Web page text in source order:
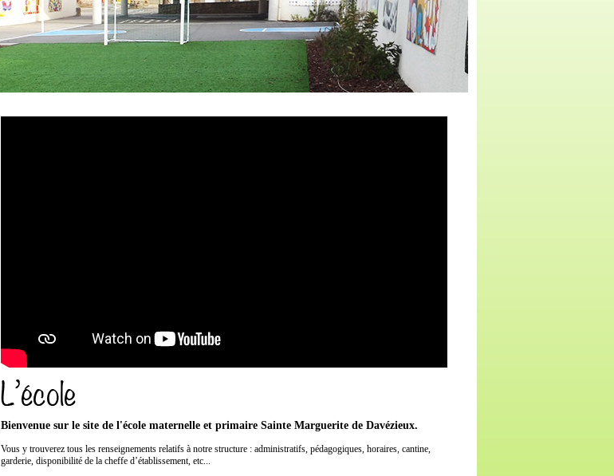
Bienvenue sur le site de l'école maternelle et primaire Sainte Marguerite de Davézieux.
Vous y trouverez tous les renseignements relatifs à notre structure : administratifs, pédagogiques, horaires, cantine,
garderie, disponibilité de la cheffe d’établissement, etc...